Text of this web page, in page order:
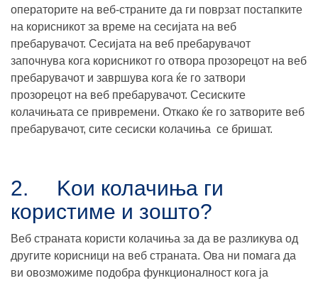
операторите на веб-страните да ги поврзат постапките
на корисникот за време на сесијата на веб
пребарувачот. Сесијата на веб пребарувачот
започнува кога корисникот го отвора прозорецот на веб
пребарувачот и завршува кога ќе го затвори
прозорецот на веб пребарувачот. Сесиските
колачињата се привремени. Откако ќе го затворите веб
пребарувачот, сите сесиски колачиња се бришат.
2. Koи колачиња ги
користиме и зошто?
Веб страната користи колачиња за да ве разликува од
другите корисници на веб страната. Ова ни помага да
ви овозможиме подобра функционалност кога ја